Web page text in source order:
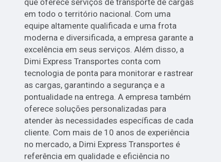
em todo o território nacional. Com uma
equipe altamente qualificada e uma frota
moderna e diversificada, a empresa garante a
excelência em seus serviços. Além disso, a
Dimi Express Transportes conta com
tecnologia de ponta para monitorar e rastrear
as cargas, garantindo a segurança e a
pontualidade na entrega. A empresa também
oferece soluções personalizadas para
atender às necessidades específicas de cada
cliente. Com mais de 10 anos de experiência
no mercado, a Dimi Express Transportes é
referência em qualidade e eficiência no